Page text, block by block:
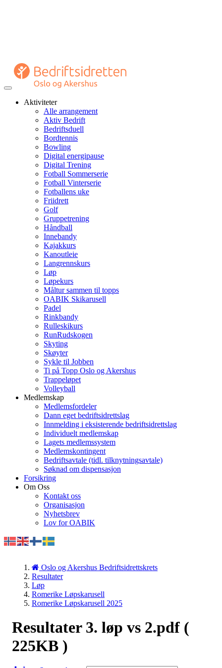
Veksle
navigasjonAktiviteter
Alle arrangement
Aktiv Bedrift
Bedriftsduell
Bordtennis
Bowling
Digital energipause
Digital Trening
Fotball Sommerserie
Fotball Vinterserie
Fotballens uke
Friidrett
Golf
Gruppetrening
Håndball
Innebandy
Kajakkurs
Kanoutleie
Langrennskurs
Løp
Løpekurs
Måltur sammen til topps
OABIK Skikarusell
Padel
Rinkbandy
Rulleskikurs
RunRudskogen
Skyting
Skøyter
Sykle til Jobben
Ti på Topp Oslo og Akershus
Trappeløpet
Volleyball
Medlemskap
Medlemsfordeler
Dann eget bedriftsidrettslag
Innmelding i eksisterende bedriftsidrettslag
Individuelt medlemskap
Lagets medlemssystem
Medlemskontingent
Bedriftsavtale (tidl. tilknytningsavtale)
Søknad om dispensasjon
Forsikring
Om Oss
Kontakt oss
Organisasjon
Nyhetsbrev
Lov for OABIK
Oslo og Akershus Bedriftsidrettskrets
Resultater
Løp
Romerike Løpskarusell
Romerike Løpskarusell 2025
Resultater 3. løp vs 2.pdf (
225KB )